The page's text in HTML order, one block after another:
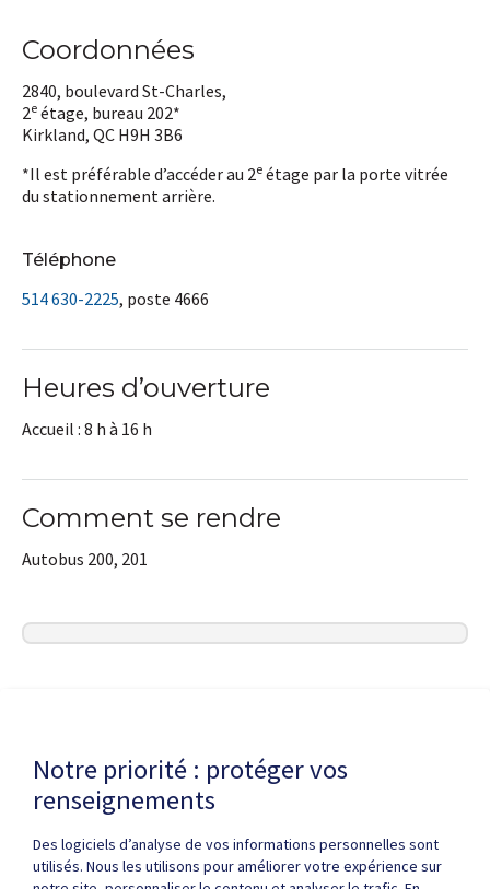
Coordonnées
2840, boulevard St-Charles,
2e étage, bureau 202*
Kirkland, QC H9H 3B6
*Il est préférable d’accéder au 2e étage par la porte vitrée
du stationnement arrière.
Téléphone
514 630-2225, poste 4666
Heures d’ouverture
Accueil : 8 h à 16 h
Comment se rendre
Autobus 200, 201
Notre priorité : protéger vos
renseignements
Des logiciels d’analyse de vos informations personnelles sont
utilisés. Nous les utilisons pour améliorer votre expérience sur